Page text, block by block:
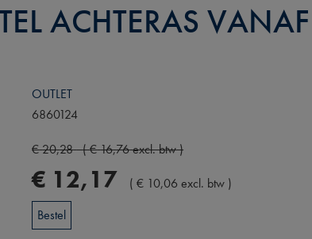
ACHTERAS VANAF
OUTLET
6860124
€20,28 (€16,76excl. btw)
€ 12,17 (€ 10,06 excl. btw )
Bestel